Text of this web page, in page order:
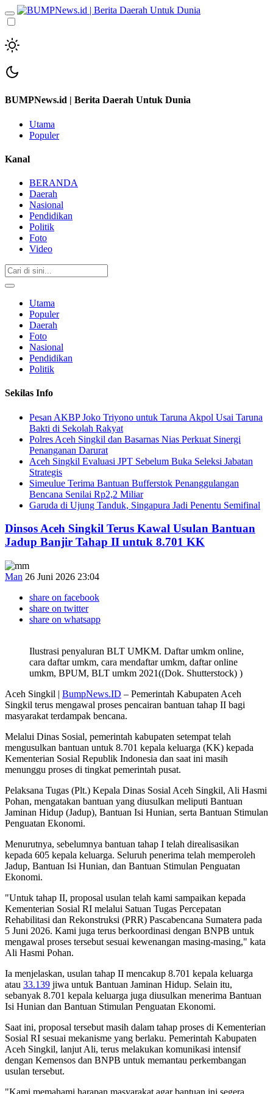
BUMPNews.id | Berita Daerah Untuk Dunia
Utama
Populer
Kanal
BERANDA
Daerah
Nasional
Pendidikan
Politik
Foto
Video
Utama
Populer
Daerah
Foto
Nasional
Pendidikan
Politik
Sekilas Info
Pesan AKBP Joko Triyono untuk Taruna Akpol Usai Taruna
Bakti di Sekolah Rakyat
Polres Aceh Singkil dan Basarnas Nias Perkuat Sinergi
Penanganan Darurat
Aceh Singkil Evaluasi JPT Sebelum Buka Seleksi Jabatan
Strategis
Simeulue Terima Bantuan Bufferstok Penanggulangan
Bencana Senilai Rp2,2 Miliar
Garuda di Ujung Tanduk, Singapura Jadi Penentu Semifinal
Dinsos Aceh Singkil Terus Kawal Usulan Bantuan
Jadup Banjir Tahap II untuk 8.701 KK
Man 26 Juni 2026 23:04
share on facebook
share on twitter
share on whatsapp
Ilustrasi penyaluran BLT UMKM. Daftar umkm online,
cara daftar umkm, cara mendaftar umkm, daftar online
umkm, BPUM, BLT umkm 2021((Dok. Shutterstock) )
Aceh Singkil | BumpNews.ID – Pemerintah Kabupaten Aceh
Singkil terus mengawal proses pencairan bantuan tahap II bagi
masyarakat terdampak bencana.
Melalui Dinas Sosial, pemerintah kabupaten setempat telah
mengusulkan bantuan untuk 8.701 kepala keluarga (KK) kepada
Kementerian Sosial Republik Indonesia dan saat ini masih
menunggu proses di tingkat pemerintah pusat.
Pelaksana Tugas (Plt.) Kepala Dinas Sosial Aceh Singkil, Ali Hasmi
Pohan, mengatakan bantuan yang diusulkan meliputi Bantuan
Jaminan Hidup (Jadup), Bantuan Isi Hunian, serta Bantuan Stimulan
Penguatan Ekonomi.
Menurutnya, sebelumnya bantuan tahap I telah direalisasikan
kepada 605 kepala keluarga. Seluruh penerima telah memperoleh
Jadup, Bantuan Isi Hunian, dan Bantuan Stimulan Penguatan
Ekonomi.
"Untuk tahap II, proposal usulan telah kami sampaikan kepada
Kementerian Sosial RI melalui Satuan Tugas Percepatan
Rehabilitasi dan Rekonstruksi (PRR) Pascabencana Sumatera pada
5 Juni 2026. Kami juga terus berkoordinasi dengan BNPB untuk
mengawal proses tersebut sesuai kewenangan masing-masing," kata
Ali Hasmi Pohan.
Ia menjelaskan, usulan tahap II mencakup 8.701 kepala keluarga
atau 33.139 jiwa untuk Bantuan Jaminan Hidup. Selain itu,
sebanyak 8.701 kepala keluarga juga diusulkan menerima Bantuan
Isi Hunian dan Bantuan Stimulan Penguatan Ekonomi.
Saat ini, proposal tersebut masih dalam tahap proses di Kementerian
Sosial RI sesuai mekanisme yang berlaku. Pemerintah Kabupaten
Aceh Singkil, lanjut Ali, terus melakukan komunikasi intensif
dengan Kemensos dan BNPB untuk memantau perkembangan
usulan tersebut.
"Kami memahami harapan masyarakat agar bantuan ini segera